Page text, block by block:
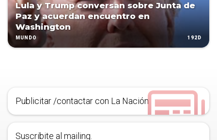
Lula y Trump conversan sobre Junta de
Paz y acuerdan encuentro en
Washington
MUNDO 192D
Publicitar /contactar con La Nación
Suscribite al mailing.